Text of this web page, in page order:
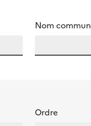
Nom commun
Ordre